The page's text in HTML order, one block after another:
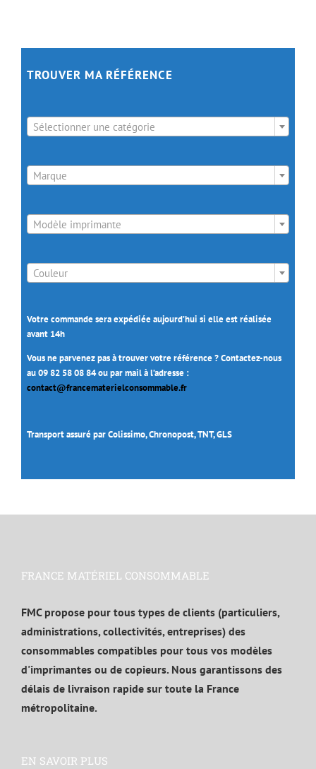
TROUVER MA RÉFÉRENCE
Sélectionner une catégorie
Marque
Modèle imprimante
Couleur
Votre commande sera expédiée aujourd’hui si elle est réalisée
avant 14h
Vous ne parvenez pas à trouver votre référence ? Contactez-nous
au 09 82 58 08 84 ou par mail à l’adresse :
contact@francematerielconsommable.fr
Transport assuré par Colissimo, Chronopost, TNT, GLS
FRANCE MATÉRIEL CONSOMMABLE
FMC propose pour tous types de clients (particuliers,
administrations, collectivités, entreprises) des
consommables compatibles pour tous vos modèles
d'imprimantes ou de copieurs. Nous garantissons des
délais de livraison rapide sur toute la France
métropolitaine.
EN SAVOIR PLUS